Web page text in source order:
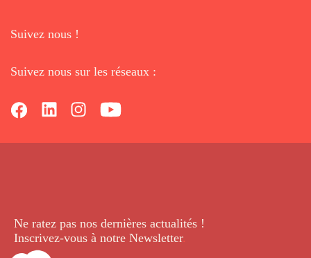
Suivez nous !
Suivez nous sur les réseaux :
Ne ratez pas nos dernières actualités !
Inscrivez-vous à notre Newsletter.